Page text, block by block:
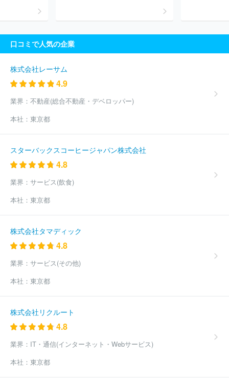
オンリーストーリー
株式会社スカイ３６５
Ｆｕｓｉｏｎ株式会社
株式会社クラッソーネ
株式会社ワークス
タイルキャリア
ほか(1126件)
口コミで人気の企業
株式会社レーサム
4.9
業界： 不動産(総合不動産・デベロッパー)
本社： 東京都
スターバックスコーヒージャパン株式会社
4.8
業界： サービス(飲食)
本社： 東京都
株式会社タマディック
4.8
業界： サービス(その他)
本社： 東京都
株式会社リクルート
4.8
業界： IT・通信(インターネット・Webサービス)
本社： 東京都